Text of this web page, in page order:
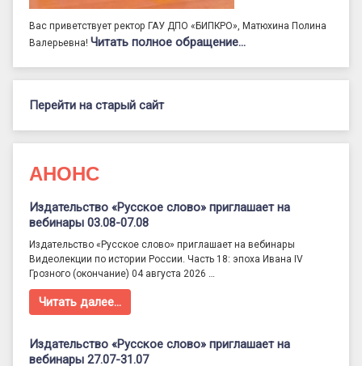
Вас приветствует ректор ГАУ ДПО «БИПКРО», Матюхина Полина
Валерьевна! Читать полное обращение…
Перейти на старый сайт
АНОНС
Издательство «Русское слово» приглашает на
вебинары 03.08-07.08
Издательство «Русское слово» приглашает на вебинары
Видеолекции по истории России. Часть 18: эпоха Ивана IV
Грозного (окончание) 04 августа 2026 …
Читать далее…
Издательство «Русское слово» приглашает на
вебинары 27.07-31.07